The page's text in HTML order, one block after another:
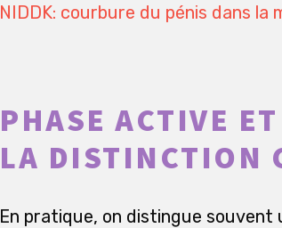
NIDDK: courbure du pénis dans la
PHASE ACTIVE
LA DISTINCTION
En pratique, on distingue souvent